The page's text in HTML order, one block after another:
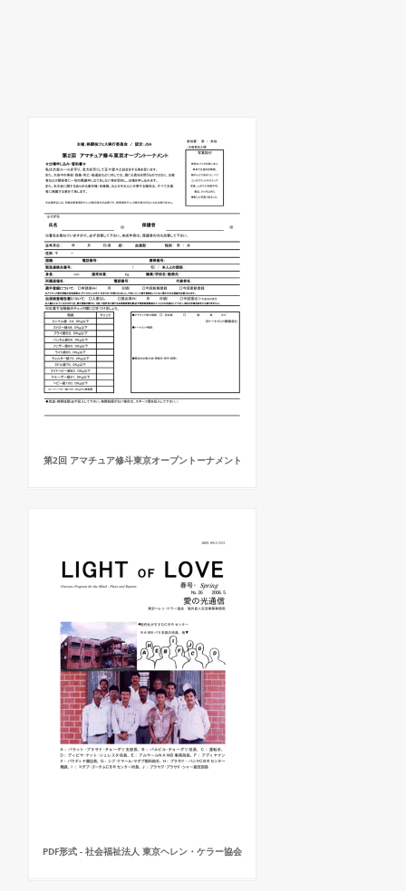
第2回 アマチュア修斗東京オープントーナメント
PDF形式 - 社会福祉法人 東京ヘレン・ケラー協会